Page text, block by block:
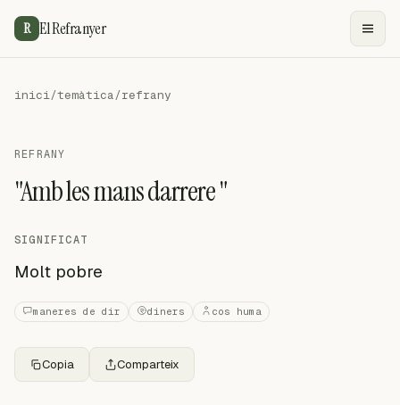
R El Refranyer
inici/temàtica/refrany
REFRANY
"Amb les mans darrere "
SIGNIFICAT
Molt pobre
maneres de dir diners cos huma
Copia Comparteix